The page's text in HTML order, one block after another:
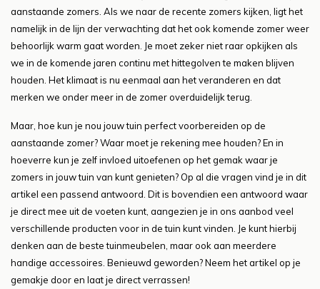
aanstaande zomers. Als we naar de recente zomers kijken, ligt het
namelijk in de lijn der verwachting dat het ook komende zomer weer
behoorlijk warm gaat worden. Je moet zeker niet raar opkijken als
we in de komende jaren continu met hittegolven te maken blijven
houden. Het klimaat is nu eenmaal aan het veranderen en dat
merken we onder meer in de zomer overduidelijk terug.
Maar, hoe kun je nou jouw tuin perfect voorbereiden op de
aanstaande zomer? Waar moet je rekening mee houden? En in
hoeverre kun je zelf invloed uitoefenen op het gemak waar je
zomers in jouw tuin van kunt genieten? Op al die vragen vind je in dit
artikel een passend antwoord. Dit is bovendien een antwoord waar
je direct mee uit de voeten kunt, aangezien je in ons aanbod veel
verschillende producten voor in de tuin kunt vinden. Je kunt hierbij
denken aan de beste tuinmeubelen, maar ook aan meerdere
handige accessoires. Benieuwd geworden? Neem het artikel op je
gemakje door en laat je direct verrassen!